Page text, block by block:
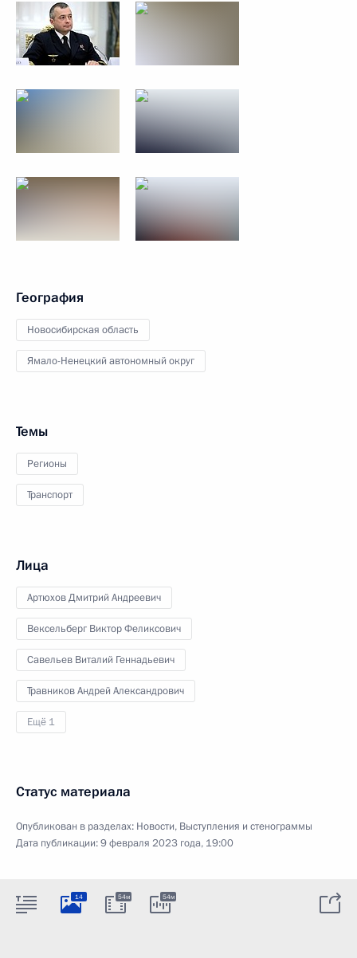
География
Новосибирская область
Ямало-Ненецкий автономный округ
Темы
Регионы
Транспорт
Лица
Артюхов Дмитрий Андреевич
Вексельберг Виктор Феликсович
Савельев Виталий Геннадьевич
Травников Андрей Александрович
Ещё 1
Статус материала
Опубликован в разделах: Новости, Выступления и стенограммы
Дата публикации:9 февраля 2023 года, 19:00
14 54м 54м